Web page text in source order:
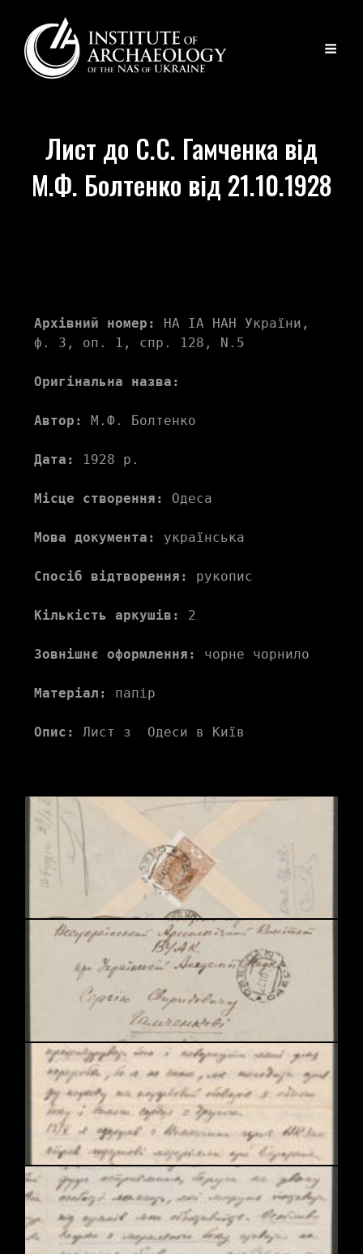
Лист до С.С. Гамченка від
М.Ф. Болтенко від 21.10.1928
Архівний номер:
НА ІА НАН України,
ф. 3, оп. 1, спр. 128, N.5
Оригінальна назва:
Автор: М.Ф. Болтенко
Дата: 1928 р.
Місце створення: Одеса
Мова документа: українська
Спосіб відтворення: рукопис
Кількість аркушів: 2
Зовнішнє оформлення: чорне чорнило
Матеріал: папір
Опис: Лист з  Одеси в Київ